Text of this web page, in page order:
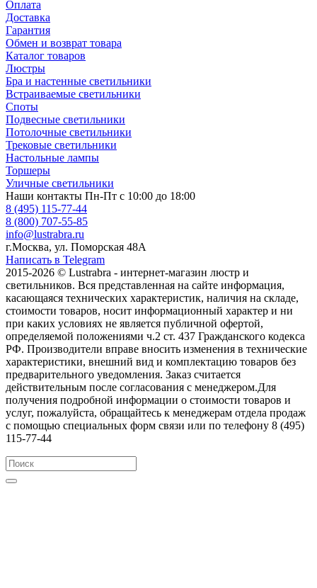
Оплата
Доставка
Гарантия
Обмен и возврат товара
Каталог товаров
Люстры
Бра и настенные светильники
Встраиваемые светильники
Споты
Подвесные светильники
Потолочные светильники
Трековые светильники
Настольные лампы
Торшеры
Уличные светильники
Наши контакты Пн-Пт с 10:00 до 18:00
8 (495) 115-77-44
8 (800) 707-55-85
info@lustrabra.ru
г.Москва, ул. Поморская 48А
Написать в Telegram
2015-2026 © Lustrabra - интернет-магазин люстр и
светильников. Вся представленная на сайте информация,
касающаяся технических характеристик, наличия на складе,
стоимости товаров, носит информационный характер и ни
при каких условиях не является публичной офертой,
определяемой положениями ч.2 ст. 437 Гражданского кодекса
РФ. Производители вправе вносить изменения в технические
характеристики, внешний вид и комплектацию товаров без
предварительного уведомления. Заказ считается
действительным после согласования с менеджером.Для
получения подробной информации о стоимости товаров и
услуг, пожалуйста, обращайтесь к менеджерам отдела продаж
с помощью специальных форм связи или по телефону 8 (495)
115-77-44